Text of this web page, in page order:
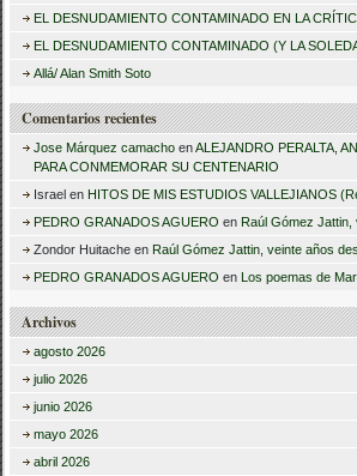
r
EL DESNUDAMIENTO CONTAMINADO EN LA
EL DESNUDAMIENTO CONTAMINADO (Y LA
Allá/ Alan Smith Soto
Comentarios recientes
Jose Márquez camacho enALEJANDRO PERALTA,
PARA CONMEMORAR SU CENTENARIO
Israel en HITOS DE MIS ESTUDIOS VALLEJIANOS
PEDRO GRANADOS AGUERO en Raúl Gómez
Zondor Huitache en Raúl Gómez Jattin, veinte años
PEDRO GRANADOS AGUERO en Los poemas de
Archivos
agosto 2026
julio 2026
junio 2026
mayo 2026
abril 2026